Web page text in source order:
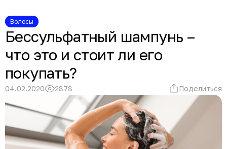
Волосы
Бессульфатный шампунь –
что это и стоит ли его
покупать?
04.02.2020 2878 Поделиться